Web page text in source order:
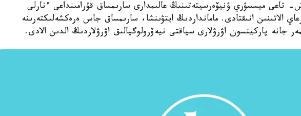
تاعى ميسسۋري ۋنيۆەرسيتەتىنىڭ عالىمدارى سارىمساق قۇرامىنداعى ءنارلى
الاتىنىن انىقتادى. مامانداردىڭ ايتۋىنشا، سارىمساق جاس ەرەكشەلىكتەرىنە
جانە پاركينسون اۋرۋلارى سياقتى نيەۆرولوگيالىق اۋرۋلاردىڭ الدىن الادى.